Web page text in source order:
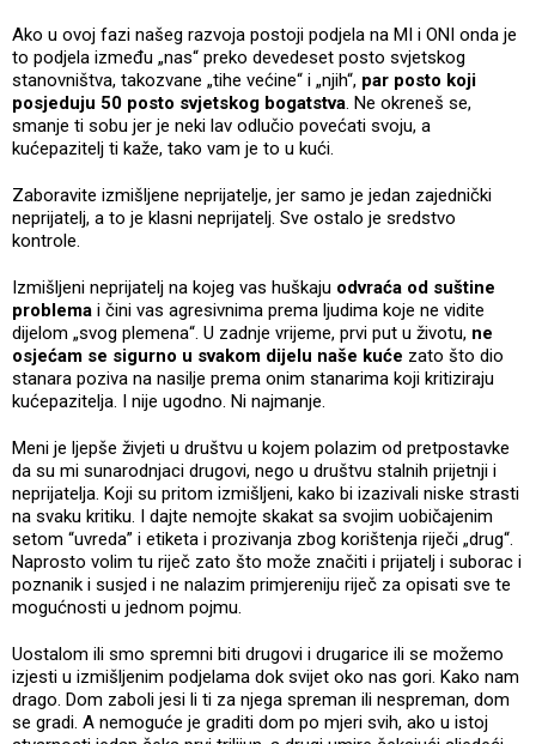
Ako u ovoj fazi našeg razvoja postoji podjela na MI i ONI onda je
to podjela između „nas“ preko devedeset posto svjetskog
stanovništva, takozvane „tihe većine“ i „njih“, par posto koji
posjeduju 50 posto svjetskog bogatstva. Ne okreneš se,
smanje ti sobu jer je neki lav odlučio povećati svoju, a
kućepazitelj ti kaže, tako vam je to u kući.
Zaboravite izmišljene neprijatelje, jer samo je jedan zajednički
neprijatelj, a to je klasni neprijatelj. Sve ostalo je sredstvo
kontrole.
Izmišljeni neprijatelj na kojeg vas huškaju odvraća od suštine
problema i čini vas agresivnima prema ljudima koje ne vidite
dijelom „svog plemena“. U zadnje vrijeme, prvi put u životu, ne
osjećam se sigurno u svakom dijelu naše kuće zato što dio
stanara poziva na nasilje prema onim stanarima koji kritiziraju
kućepazitelja. I nije ugodno. Ni najmanje.
Meni je ljepše živjeti u društvu u kojem polazim od pretpostavke
da su mi sunarodnjaci drugovi, nego u društvu stalnih prijetnji i
neprijatelja. Koji su pritom izmišljeni, kako bi izazivali niske strasti
na svaku kritiku. I dajte nemojte skakat sa svojim uobičajenim
setom “uvreda” i etiketa i prozivanja zbog korištenja riječi „drug“.
Naprosto volim tu riječ zato što može značiti i prijatelj i suborac i
poznanik i susjed i ne nalazim primjereniju riječ za opisati sve te
mogućnosti u jednom pojmu.
Uostalom ili smo spremni biti drugovi i drugarice ili se možemo
izjesti u izmišljenim podjelama dok svijet oko nas gori. Kako nam
drago. Dom zaboli jesi li ti za njega spreman ili nespreman, dom
se gradi. A nemoguće je graditi dom po mjeri svih, ako u istoj